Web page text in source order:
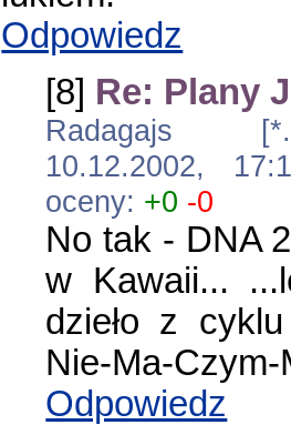
Odpowiedz
[8] Re: Plany
Radagajs
10.12.2002,
oceny: +0 -0
No tak - DNA
w Kawaii...
dzieło z
Nie-Ma-
Odpowiedz